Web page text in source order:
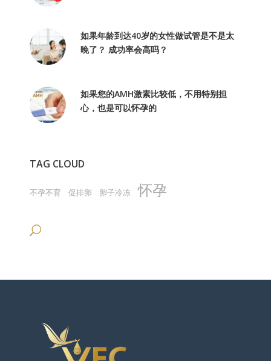
如果年龄到达40岁的女性做试管是不是太
晚了？ 成功率会高吗？
如果您的AMH激素比较低，不用特别担
心，也是可以怀孕的
TAG CLOUD
不孕不育 促排卵 卵子冷冻 怀孕